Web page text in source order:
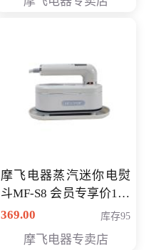
摩飞电器蒸汽迷你电熨
斗MF-S8 会员专享价168
元
369.00 库存95
摩飞电器专卖店